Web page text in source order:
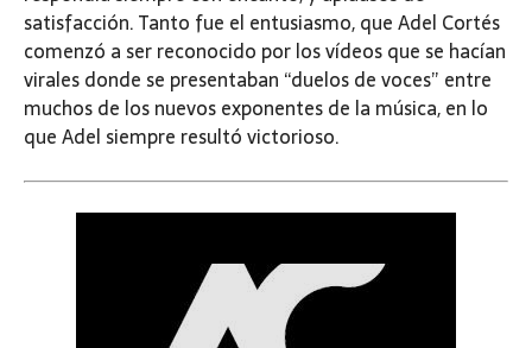
satisfacción. Tanto fue el entusiasmo, que Adel Cortés
comenzó a ser reconocido por los vídeos que se hacían
virales donde se presentaban “duelos de voces” entre
muchos de los nuevos exponentes de la música, en lo
que Adel siempre resultó victorioso.